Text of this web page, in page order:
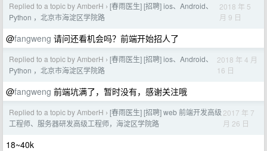
Replied to a topic by AmberH › [春雨医生] [招聘] ios、Android、
Python ，北京市海淀区学院路
2018 年 5
月 9 日
@fangweng 请问还看机会吗？前端开始招人了
Replied to a topic by AmberH › [春雨医生] [招聘] ios、Android、
Python ，北京市海淀区学院路
2018 年 4 月
16 日
@fangweng 前端坑满了，暂时没有，感谢关注哦
Replied to a topic by AmberH › [春雨医生] [招聘] web 前端开发高级
工程师、服务器研发高级工程师，海淀区学院路
2017 年 7
月 26 日
18~40k